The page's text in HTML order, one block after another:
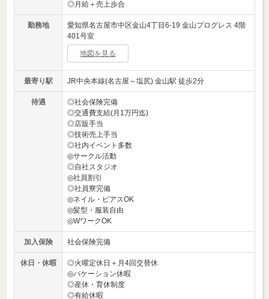
◎月給＋売上歩合
勤務地
愛知県名古屋市中区金山4丁目6-19 金山プログレス 4階
401号室
地図を見る
最寄り駅 JR中央本線(名古屋～塩尻) 金山駅 徒歩2分
待遇
◎社会保険完備
◎交通費支給(月1万円迄)
◎店販手当
◎技術売上手当
◎社内イベント多数
◎サークル活動
◎自社スタジオ
◎社員割引
◎社員寮完備
◎ネイル・ピアスOK
◎髪型・服装自由
◎WワークOK
加入保険 社会保険完備
休日・休暇
◎火曜定休日＋月4回交替休
◎バケーション休暇
◎産休・育休制度
◎有給休暇